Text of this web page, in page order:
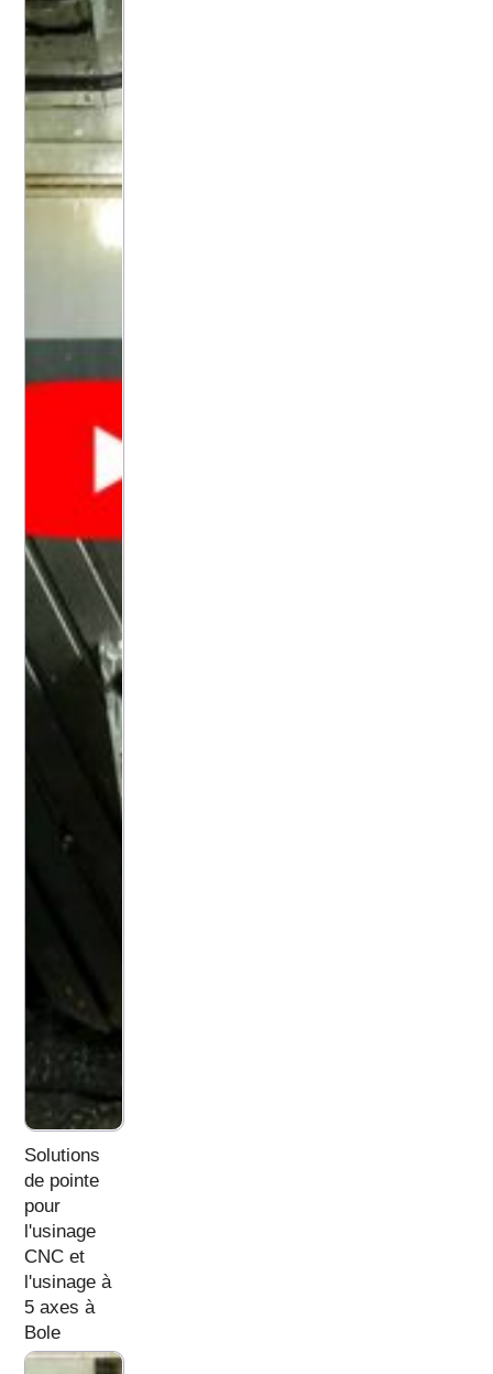
Solutions
de pointe
pour
l'usinage
CNC et
l'usinage à
5 axes à
Bole